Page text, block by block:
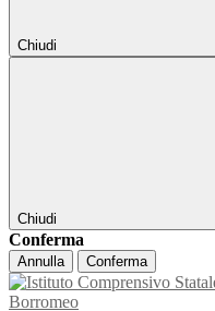
Chiudi
Chiudi
Conferma
Annulla Conferma